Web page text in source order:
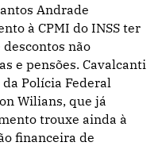
Andrade
à CPMI do INSS ter
não
e pensões. Cavalcanti
Polícia Federal
Wilians, que já
trouxe ainda à
financeira de